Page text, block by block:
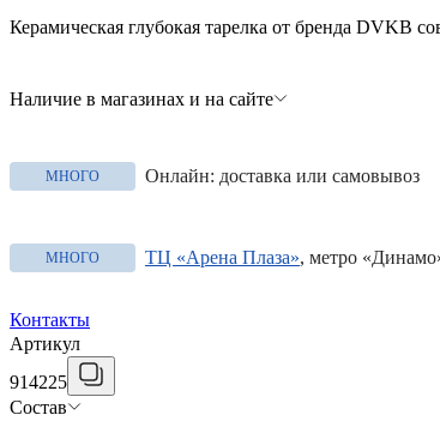
Керамическая глубокая тарелка от бренда DVKB
Наличие в магазинах и на сайте
МНОГО Онлайн: доставка или самовывоз
МНОГО ТЦ «Арена Плаза», метро
Контакты
Артикул
914225
Состав